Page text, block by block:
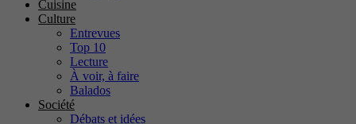
Cuisine
Culture
Entrevues
Top 10
Lecture
À voir, à faire
Balados
Société
Débats et idées